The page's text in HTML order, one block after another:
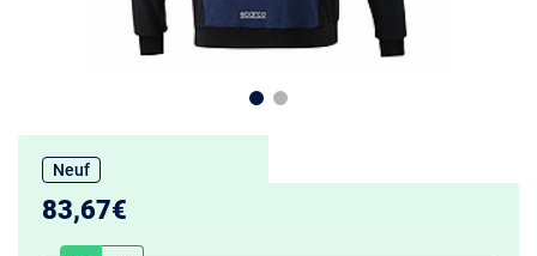
Neuf
83,67€